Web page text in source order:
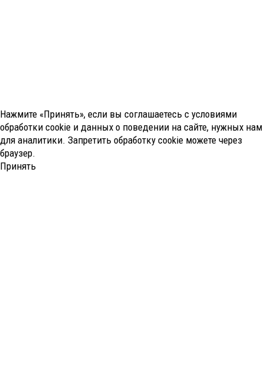
Нажмите «Принять», если вы соглашаетесь с условиями
обработки cookie и данных о поведении на сайте, нужных нам
для аналитики. Запретить обработку cookie можете через
браузер.
Принять